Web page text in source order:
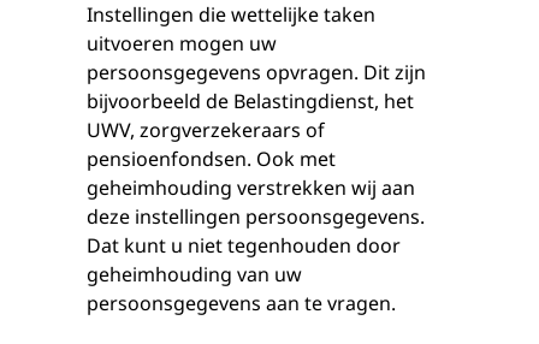
Instellingen die wettelijke taken
uitvoeren mogen uw
persoonsgegevens opvragen. Dit zijn
bijvoorbeeld de Belastingdienst, het
UWV, zorgverzekeraars of
pensioenfondsen. Ook met
geheimhouding verstrekken wij aan
deze instellingen persoonsgegevens.
Dat kunt u niet tegenhouden door
geheimhouding van uw
persoonsgegevens aan te vragen.